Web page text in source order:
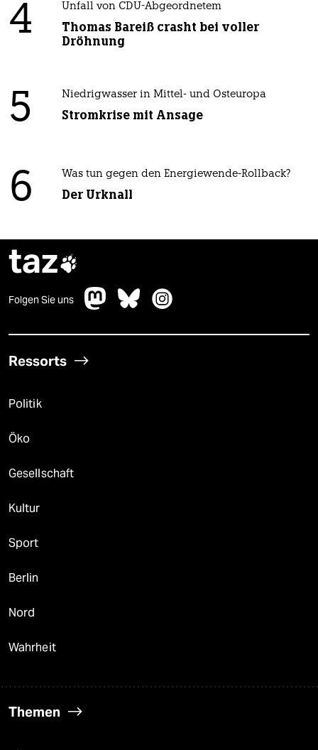
4 Unfall von CDU-Abgeordnetem
Thomas Bareiß crasht bei voller
Dröhnung
5 Niedrigwasser in Mittel- und Osteuropa
Stromkrise mit Ansage
6 Was tun gegen den Energiewende-Rollback?
Der Urknall
taz
Folgen Sie uns
Ressorts
Politik
Öko
Gesellschaft
Kultur
Sport
Berlin
Nord
Wahrheit
Themen